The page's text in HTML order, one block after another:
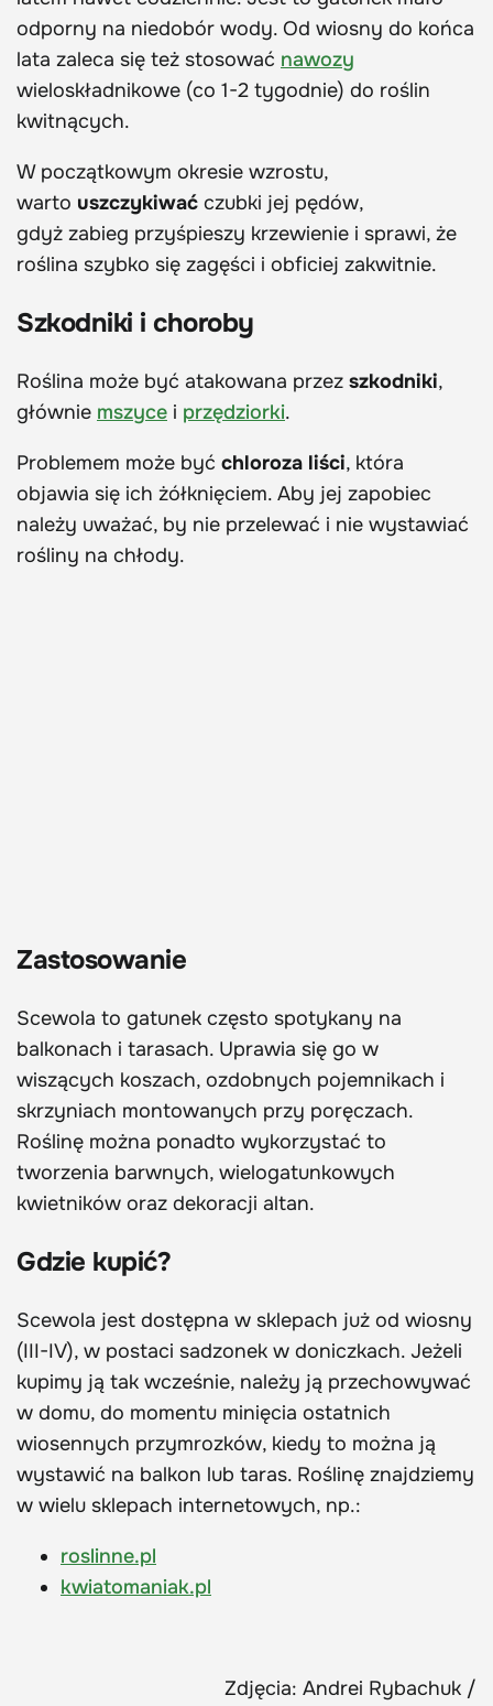
odporny na niedobór wody. Od wiosny do końca
lata zaleca się też stosować nawozy
wieloskładnikowe (co 1-2 tygodnie) do roślin
kwitnących.
W początkowym okresie wzrostu,
warto uszczykiwać czubki jej pędów,
gdyż zabieg przyśpieszy krzewienie i sprawi, że
roślina szybko się zagęści i obficiej zakwitnie.
Szkodniki i choroby
Roślina może być atakowana przez szkodniki,
głównie mszyce i przędziorki.
Problemem może być chloroza liści, która
objawia się ich żółknięciem. Aby jej zapobiec
należy uważać, by nie przelewać i nie wystawiać
rośliny na chłody.
Zastosowanie
Scewola to gatunek często spotykany na
balkonach i tarasach. Uprawia się go w
wiszących koszach, ozdobnych pojemnikach i
skrzyniach montowanych przy poręczach.
Roślinę można ponadto wykorzystać to
tworzenia barwnych, wielogatunkowych
kwietników oraz dekoracji altan.
Gdzie kupić?
Scewola jest dostępna w sklepach już od wiosny
(III-IV), w postaci sadzonek w doniczkach. Jeżeli
kupimy ją tak wcześnie, należy ją przechowywać
w domu, do momentu minięcia ostatnich
wiosennych przymrozków, kiedy to można ją
wystawić na balkon lub taras. Roślinę znajdziemy
w wielu sklepach internetowych, np.:
roslinne.pl
kwiatomaniak.pl
Zdjęcia: Andrei Rybachuk /